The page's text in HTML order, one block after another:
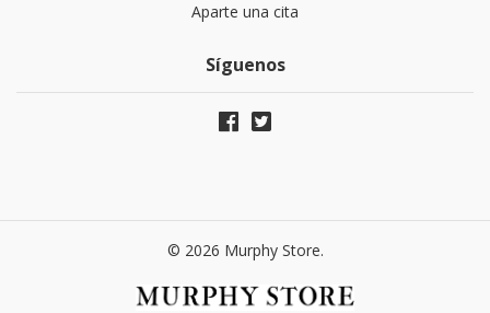
Aparte una cita
Síguenos
© 2026 Murphy Store.